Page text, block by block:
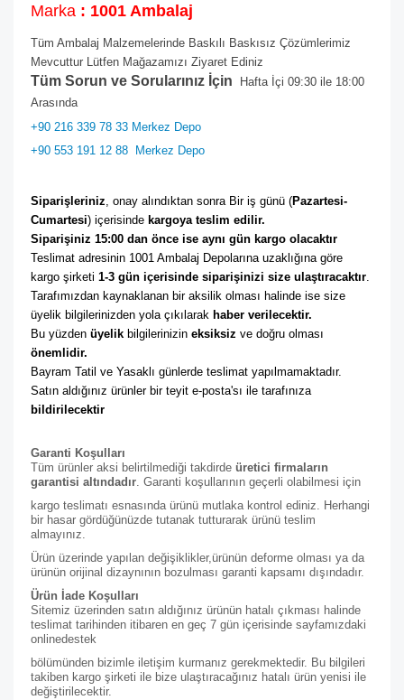
Marka : 1001 Ambalaj
Tüm Ambalaj Malzemelerinde Baskılı Baskısız Çözümlerimiz
Mevcuttur Lütfen Mağazamızı Ziyaret Ediniz
Tüm Sorun ve Sorularınız İçin Hafta İçi 09:30 ile 18:00
Arasında
+90 216 339 78 33 Merkez Depo
+90 553 191 12 88 Merkez Depo
Siparişleriniz, onay alındıktan sonra Bir iş günü (Pazartesi-
Cumartesi) içerisinde kargoya teslim edilir.
Siparişiniz 15:00 dan önce ise aynı gün kargo olacaktır
Teslimat adresinin 1001 Ambalaj Depolarına uzaklığına göre
kargo şirketi 1-3 gün içerisinde siparişinizi size ulaştıracaktır.
Tarafımızdan kaynaklanan bir aksilik olması halinde ise size
üyelik bilgilerinizden yola çıkılarak haber verilecektir.
Bu yüzden üyelik bilgilerinizin eksiksiz
önemlidir.
Bayram Tatil ve Yasaklı günlerde teslimat yapılmamaktadır.
Satın aldığınız ürünler bir teyit e-posta'sı ile tarafınıza
bildirilecektir
Garanti Koşulları
Tüm ürünler aksi belirtilmediği takdirde üretici firmaların
garantisi altındadır. Garanti koşullarının geçerli olabilmesi için
kargo teslimatı esnasında ürünü mutlaka kontrol ediniz. Herhangi
bir hasar gördüğünüzde tutanak tutturarak ürünü teslim
almayınız.
Ürün üzerinde yapılan değişiklikler,ürünün deforme olması ya da
ürünün orijinal dizaynının bozulması garanti kapsamı dışındadır.
Ürün İade Koşulları
Sitemiz üzerinden satın aldığınız ürünün hatalı çıkması halinde
teslimat tarihinden itibaren en geç 7 gün içerisinde sayfamızdaki
onlinedestek
bölümünden bizimle iletişim kurmanız gerekmektedir. Bu bilgileri
takiben kargo şirketi ile bize ulaştıracağınız hatalı ürün yenisi ile
değiştirilecektir.